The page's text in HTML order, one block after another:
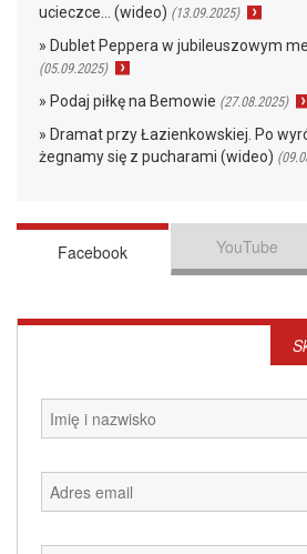
ucieczce… (wideo) (13.09.2025)
» Dublet Peppera w jubileuszowym
(05.09.2025)
» Podaj piłkę na Bemowie (27.08.2025)
» Dramat przy Łazienkowskiej. Po
żegnamy się z pucharami (wideo)
Facebook YouTube